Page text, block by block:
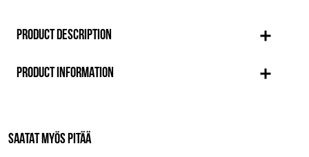
PRODUCT DESCRIPTION
PRODUCT INFORMATION
SAATAT MYÖS PITÄÄ